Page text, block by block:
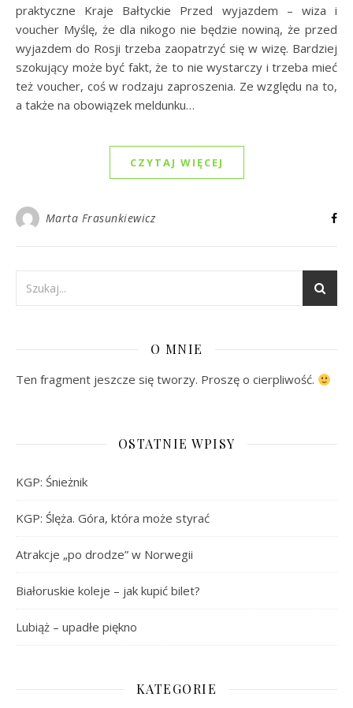
praktyczne Kraje Bałtyckie Przed wyjazdem – wiza i
voucher Myślę, że dla nikogo nie będzie nowiną, że przed
wyjazdem do Rosji trzeba zaopatrzyć się w wizę. Bardziej
szokujący może być fakt, że to nie wystarczy i trzeba mieć
też voucher, coś w rodzaju zaproszenia. Ze względu na to,
a także na obowiązek meldunku…
CZYTAJ WIĘCEJ
Marta Frasunkiewicz
O MNIE
Ten fragment jeszcze się tworzy. Proszę o cierpliwość.
OSTATNIE WPISY
KGP: Śnieżnik
KGP: Ślęża. Góra, która może styrać
Atrakcje „po drodze” w Norwegii
Białoruskie koleje – jak kupić bilet?
Lubiąż – upadłe piękno
KATEGORIE